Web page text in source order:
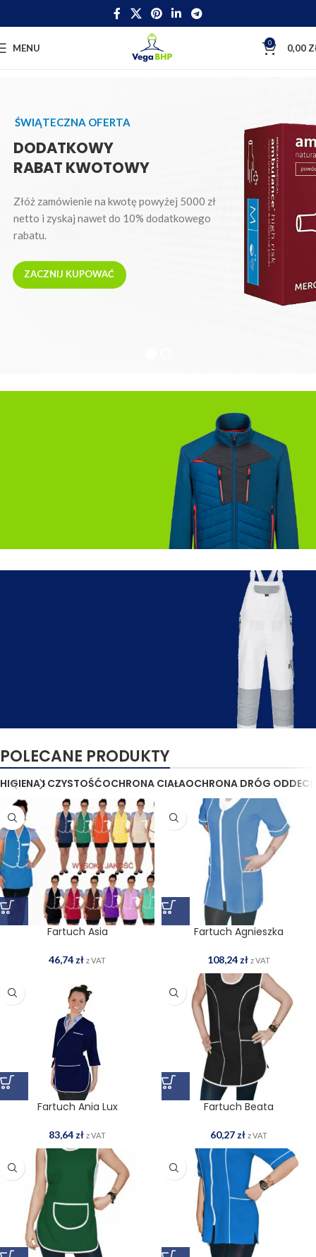
MENU 0 0,00
ZACZNIJ KUPOWAĆ
DODATKOWY
RABAT KWOTOWY
ŚWIĄTECZNA OFERTA
Złóż zamówienie na kwotę powyżej 5000 zł
netto i zyskaj nawet do 10% dodatkowego
rabatu.
Atrakcyjne wyprzedaże
Produkty posezonowe
POLECANE PRODUKTY
HIGIENA I CZYSTOŚĆOCHRONA CIAŁAOCHRONA DRÓG
Fartuch Asia
46,74 zł z VAT
Fartuch Agnieszka
108,24 zł z VAT
Fartuch Ania Lux
83,64 zł z VAT
Fartuch Beata
60,27 zł z VAT